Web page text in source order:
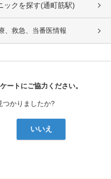
ックを探す(通町筋駅)
、救急、当番医情報
ートにご協力ください。
つかりましたか?
いいえ